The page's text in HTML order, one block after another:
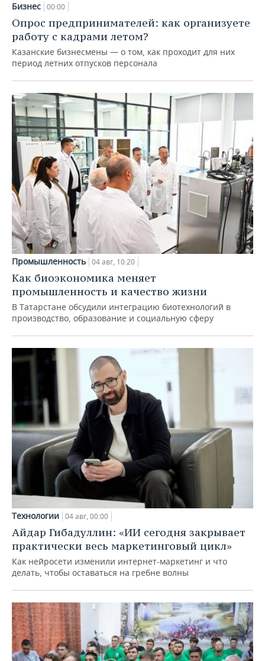
Бизнес 00:00
Опрос предпринимателей: как организуете
работу с кадрами летом?
Казанские бизнесмены — о том, как проходит для них
период летних отпусков персонала
Промышленность 04 авг, 10:20
Как биоэкономика меняет
промышленность и качество жизни
В Татарстане обсудили интеграцию биотехнологий в
производство, образование и социальную сферу
Технологии 04 авг, 00:00
Айдар Гибадуллин: «ИИ сегодня закрывает
практически весь маркетинговый цикл»
Как нейросети изменили интернет-маркетинг и что
делать, чтобы оставаться на гребне волны